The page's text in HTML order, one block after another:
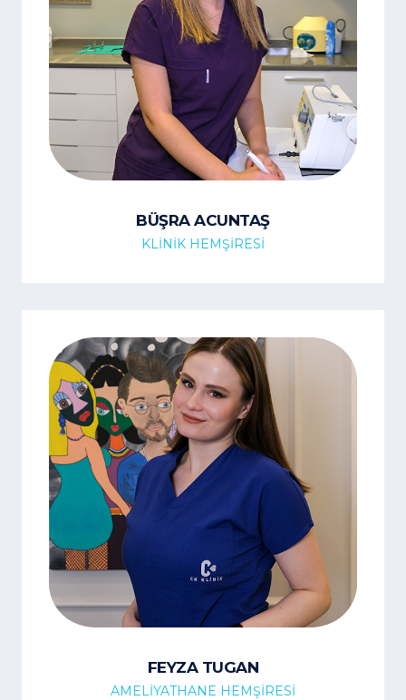
BÜŞRA ACUNTAŞ
KLİNİK HEMŞİRESİ
FEYZA TUGAN
AMELİYATHANE HEMŞİRESİ